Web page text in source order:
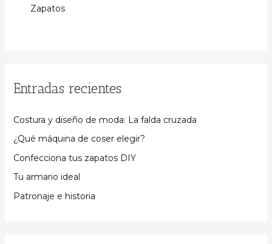
Zapatos
Entradas recientes
Costura y diseño de moda: La falda cruzada
¿Qué máquina de coser elegir?
Confecciona tus zapatos DIY
Tu armario ideal
Patronaje e historia